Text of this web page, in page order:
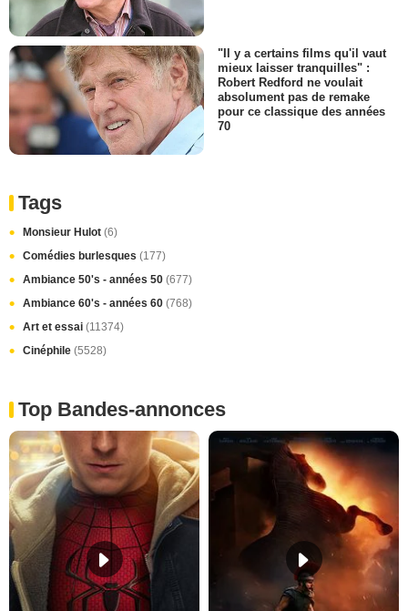
"Il y a certains films qu'il vaut
mieux laisser tranquilles" :
Robert Redford ne voulait
absolument pas de remake
pour ce classique des années
70
Tags
Monsieur Hulot (6)
Comédies burlesques (177)
Ambiance 50's - années 50 (677)
Ambiance 60's - années 60 (768)
Art et essai (11374)
Cinéphile (5528)
Top Bandes-annonces